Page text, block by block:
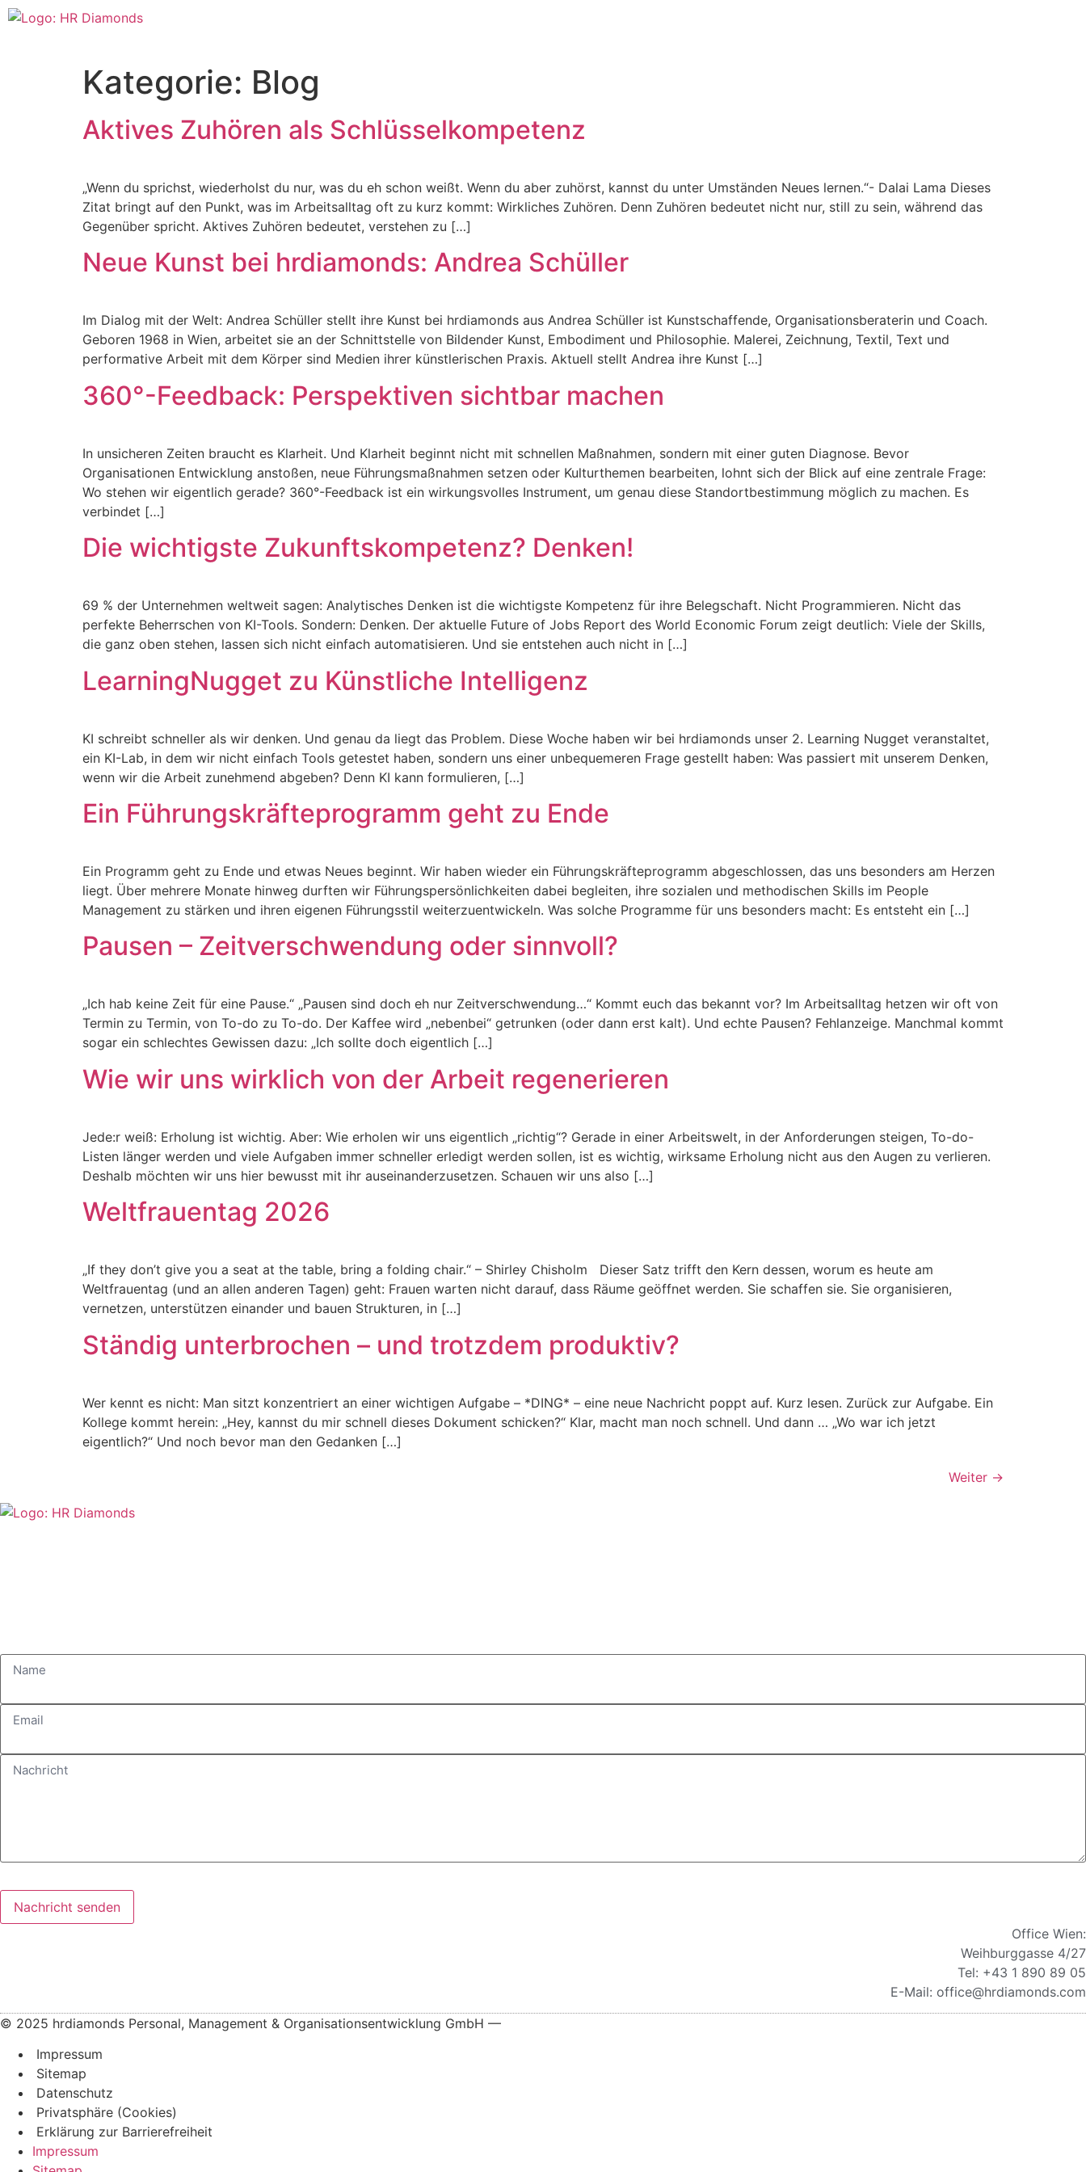
Zum
Inhalt
Kategorie: Blog
Aktives Zuhören als Schlüsselkompetenz
„Wenn du sprichst, wiederholst du nur, was du eh schon weißt. Wenn du aber zuhörst, kannst du unter Umständen Neues lernen.“- Dalai Lama Dieses
Zitat bringt auf den Punkt, was im Arbeitsalltag oft zu kurz kommt: Wirkliches Zuhören. Denn Zuhören bedeutet nicht nur, still zu sein, während das
Gegenüber spricht. Aktives Zuhören bedeutet, verstehen zu […]
Neue Kunst bei hrdiamonds: Andrea Schüller
Im Dialog mit der Welt: Andrea Schüller stellt ihre Kunst bei hrdiamonds aus Andrea Schüller ist Kunstschaffende, Organisationsberaterin und Coach.
Geboren 1968 in Wien, arbeitet sie an der Schnittstelle von Bildender Kunst, Embodiment und Philosophie. Malerei, Zeichnung, Textil, Text und
performative Arbeit mit dem Körper sind Medien ihrer künstlerischen Praxis. Aktuell stellt Andrea ihre Kunst […]
360°-Feedback: Perspektiven sichtbar machen
In unsicheren Zeiten braucht es Klarheit. Und Klarheit beginnt nicht mit schnellen Maßnahmen, sondern mit einer guten Diagnose. Bevor
Organisationen Entwicklung anstoßen, neue Führungsmaßnahmen setzen oder Kulturthemen bearbeiten, lohnt sich der Blick auf eine zentrale Frage:
Wo stehen wir eigentlich gerade? 360°-Feedback ist ein wirkungsvolles Instrument, um genau diese Standortbestimmung möglich zu machen. Es
verbindet […]
Die wichtigste Zukunftskompetenz? Denken!
69 % der Unternehmen weltweit sagen: Analytisches Denken ist die wichtigste Kompetenz für ihre Belegschaft. Nicht Programmieren. Nicht das
perfekte Beherrschen von KI-Tools. Sondern: Denken. Der aktuelle Future of Jobs Report des World Economic Forum zeigt deutlich: Viele der Skills,
die ganz oben stehen, lassen sich nicht einfach automatisieren. Und sie entstehen auch nicht in […]
LearningNugget zu Künstliche Intelligenz
KI schreibt schneller als wir denken. Und genau da liegt das Problem. Diese Woche haben wir bei hrdiamonds unser 2. Learning Nugget veranstaltet,
ein KI-Lab, in dem wir nicht einfach Tools getestet haben, sondern uns einer unbequemeren Frage gestellt haben: Was passiert mit unserem Denken,
wenn wir die Arbeit zunehmend abgeben? Denn KI kann formulieren, […]
Ein Führungskräfteprogramm geht zu Ende
Ein Programm geht zu Ende und etwas Neues beginnt. Wir haben wieder ein Führungskräfteprogramm abgeschlossen, das uns besonders am Herzen
liegt. Über mehrere Monate hinweg durften wir Führungspersönlichkeiten dabei begleiten, ihre sozialen und methodischen Skills im People
Management zu stärken und ihren eigenen Führungsstil weiterzuentwickeln. Was solche Programme für uns besonders macht: Es entsteht ein […]
Pausen – Zeitverschwendung oder sinnvoll?
„Ich hab keine Zeit für eine Pause.“ „Pausen sind doch eh nur Zeitverschwendung…“ Kommt euch das bekannt vor? Im Arbeitsalltag hetzen wir oft von
Termin zu Termin, von To-do zu To-do. Der Kaffee wird „nebenbei“ getrunken (oder dann erst kalt). Und echte Pausen? Fehlanzeige. Manchmal kommt
sogar ein schlechtes Gewissen dazu: „Ich sollte doch eigentlich […]
Wie wir uns wirklich von der Arbeit regenerieren
Jede:r weiß: Erholung ist wichtig. Aber: Wie erholen wir uns eigentlich „richtig“? Gerade in einer Arbeitswelt, in der Anforderungen steigen, To-do-
Listen länger werden und viele Aufgaben immer schneller erledigt werden sollen, ist es wichtig, wirksame Erholung nicht aus den Augen zu verlieren.
Deshalb möchten wir uns hier bewusst mit ihr auseinanderzusetzen. Schauen wir uns also […]
Weltfrauentag 2026
„If they don’t give you a seat at the table, bring a folding chair.“ – Shirley Chisholm Dieser Satz trifft den Kern dessen, worum es heute am
Weltfrauentag (und an allen anderen Tagen) geht: Frauen warten nicht darauf, dass Räume geöffnet werden. Sie schaffen sie. Sie organisieren,
vernetzen, unterstützen einander und bauen Strukturen, in […]
Ständig unterbrochen – und trotzdem produktiv?
Wer kennt es nicht: Man sitzt konzentriert an einer wichtigen Aufgabe – *DING* – eine neue Nachricht poppt auf. Kurz lesen. Zurück zur Aufgabe. Ein
Kollege kommt herein: „Hey, kannst du mir schnell dieses Dokument schicken?“ Klar, macht man noch schnell. Und dann … „Wo war ich jetzt
eigentlich?“ Und noch bevor man den Gedanken […]
Weiter →
Name
Email
Nachricht
Nachricht senden
Office Wien:
Weihburggasse 4/27
Tel: +43 1 890 89 05
E-Mail: office@hrdiamonds.com
© 2025 hrdiamonds Personal, Management & Organisationsentwicklung GmbH —
Impressum
Sitemap
Datenschutz
Privatsphäre (Cookies)
Erklärung zur Barrierefreiheit
Impressum